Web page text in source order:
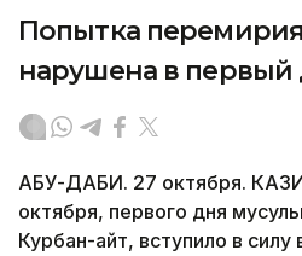
Попытка
нарушена в первый
АБУ-ДАБИ. 27 октября.
октября, первого дня
Курбан-айт, вступило в